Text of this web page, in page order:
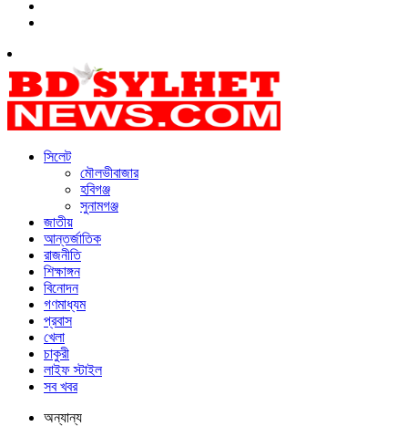
সিলেট
মৌলভীবাজার
হবিগঞ্জ
সুনামগঞ্জ
জাতীয়
আন্তর্জাতিক
রাজনীতি
শিক্ষাঙ্গন
বিনোদন
গণমাধ্যম
প্রবাস
খেলা
চাকুরী
লাইফ স্টাইল
সব খবর
অন্যান্য